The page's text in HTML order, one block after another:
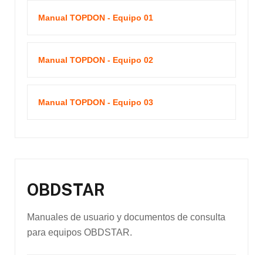
Manual TOPDON - Equipo 01
Manual TOPDON - Equipo 02
Manual TOPDON - Equipo 03
OBDSTAR
Manuales de usuario y documentos de consulta
para equipos OBDSTAR.